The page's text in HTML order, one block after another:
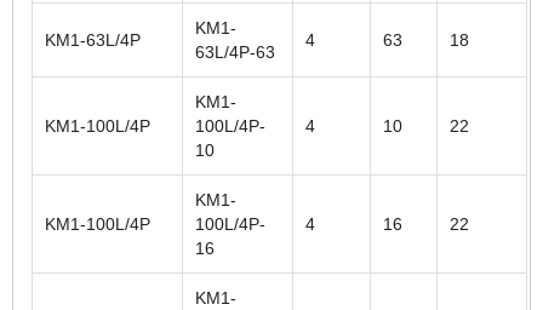
KM1-63L/4P
KM1-
63L/4P-63
4 63 18
KM1-100L/4P
KM1-
100L/4P-
10
4 10 22
KM1-100L/4P
KM1-
100L/4P-
16
4 16 22
KM1-